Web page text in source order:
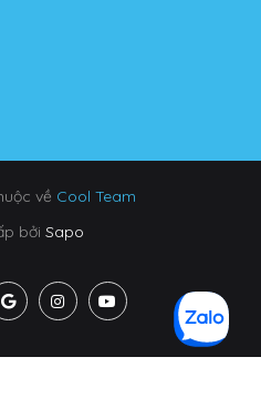
về Cool Team
bởi Sapo